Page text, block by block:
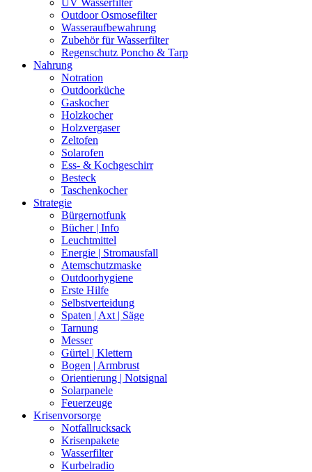
UV Wasserfilter
Outdoor Osmosefilter
Wasseraufbewahrung
Zubehör für Wasserfilter
Regenschutz Poncho & Tarp
Nahrung
Notration
Outdoorküche
Gaskocher
Holzkocher
Holzvergaser
Zeltofen
Solarofen
Ess- & Kochgeschirr
Besteck
Taschenkocher
Strategie
Bürgernotfunk
Bücher | Info
Leuchtmittel
Energie | Stromausfall
Atemschutzmaske
Outdoorhygiene
Erste Hilfe
Selbstverteidung
Spaten | Axt | Säge
Tarnung
Messer
Gürtel | Klettern
Bogen | Armbrust
Orientierung | Notsignal
Solarpanele
Feuerzeuge
Krisenvorsorge
Notfallrucksack
Krisenpakete
Wasserfilter
Kurbelradio